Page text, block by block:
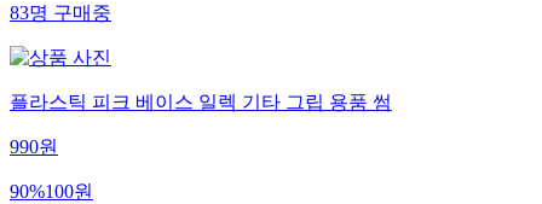
83명 구매중
플라스틱 피크 베이스 일렉 기타 그립 용품 썸
990원
90%100원